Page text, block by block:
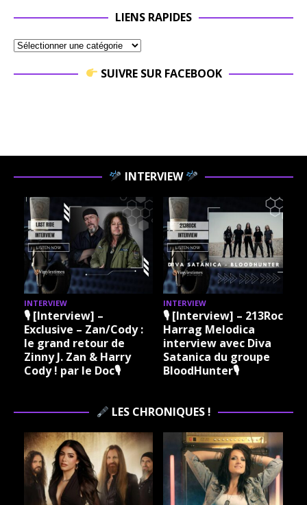
LIENS RAPIDES
SUIVRE SUR FACEBOOK
INTERVIEW
INTERVIEW
🎙 [Interview] –
Exclusive – Zan/Cody :
le grand retour de
Zinny J. Zan & Harry
Cody ! par le Doc🎙
INTERVIEW
🎙 [Interview] – 213Rock
Harrag Melodica
interview avec Diva
Satanica du groupe
BloodHunter🎙
LES CHRONIQUES !